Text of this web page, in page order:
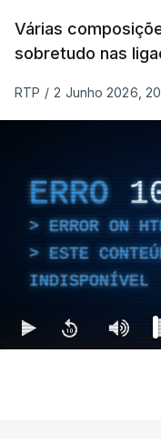
Várias
sobretudo nas
RTP / 2 Junho 2026,
ERRO
ERROR ON
ESTE
INDISPONÍVEL